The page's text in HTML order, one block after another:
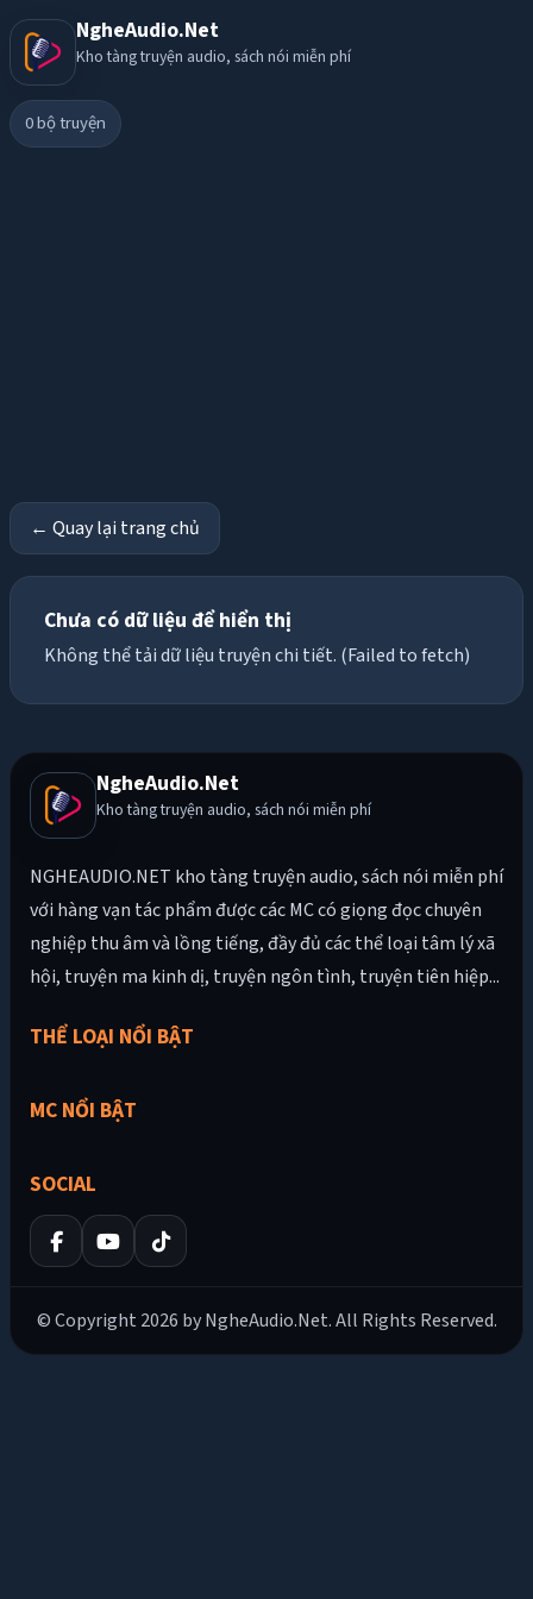
NgheAudio.Net
Kho tàng truyện audio, sách nói miễn phí
0bộ truyện
← Quay lại trang chủ
Chưa có dữ liệu để hiển thị
Không thể tải dữ liệu truyện chi tiết. (Failed to fetch)
NgheAudio.Net
Kho tàng truyện audio, sách nói miễn phí
NGHEAUDIO.NET kho tàng truyện audio, sách nói miễn phí
với hàng vạn tác phẩm được các MC có giọng đọc chuyên
nghiệp thu âm và lồng tiếng, đầy đủ các thể loại tâm lý xã
hội, truyện ma kinh dị, truyện ngôn tình, truyện tiên hiệp...
THỂ LOẠI NỔI BẬT
MC NỔI BẬT
SOCIAL
© Copyright 2026 by NgheAudio.Net. All Rights Reserved.